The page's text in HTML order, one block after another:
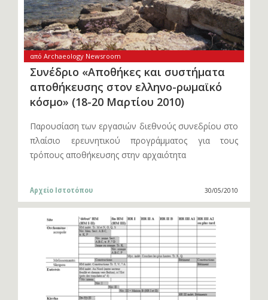
από Archaeology Newsroom
Συνέδριο «Αποθήκες και συστήματα
αποθήκευσης στον ελληνο-ρωμαϊκό
κόσμο» (18-20 Μαρτίου 2010)
Παρουσίαση των εργασιών διεθνούς συνεδρίου στο
πλαίσιο ερευνητικού προγράμματος για τους
τρόπους αποθήκευσης στην αρχαιότητα
Αρχείο Ιστοτόπου 30/05/2010